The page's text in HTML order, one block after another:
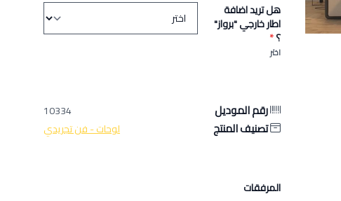
هل تريد اضافة
اطار خارجي "برواز"
؟*
اختر
رقم الموديل 10334
تصنيف المنتج لوحات - فن تجريدي
المرفقات